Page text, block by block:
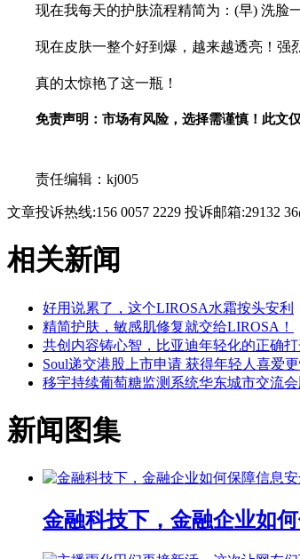
现在我每天的护肤流程精简为：(早) 洗脸
现在皮肤一整个好到爆，越来越透亮！强
真的太惊艳了这一瓶！
免责声明：市场有风险，选择需谨慎！此文
责任编辑：kj005
文章投诉热线:156 0057 2229 投诉邮箱:29132
相关新闻
好用说累了，这个LIROSA水霜按头安利
精简护肤，敏感肌修复就交给LIROSA！
共创内容铸心智，比亚迪年轻化的正确
Soul递交港股上市申请 获得年轻人喜爱
移宇持续葡萄糖监测系统华东城市交流
新闻图集
金融科技下，金融企业如